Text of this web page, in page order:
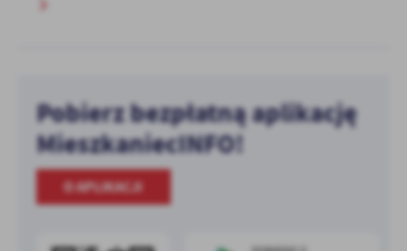
Pobierz bezpłatną aplikację
MieszkaniecINFO!
O APLIKACJI